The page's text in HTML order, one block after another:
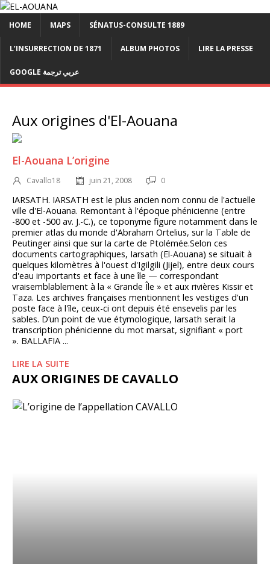
HOME MAPS SÉNATUS-CONSULTE 1889
L’INSURRECTION DE 1871 ALBUM PHOTOS LIRE LA PRESSE
GOOGLE عربي ترجمة
Aux origines d'El-Aouana
El-Aouana L’origine
Cavallo18 juin 21, 2008 0
IARSATH. IARSATH est le plus ancien nom connu de l'actuelle
ville d'El-Aouana. Remontant à l'époque phénicienne (entre
-800 et -500 av. J.-C.), ce toponyme figure notamment dans le
premier atlas du monde d'Abraham Ortelius, sur la Table de
Peutinger ainsi que sur la carte de Ptolémée.Selon ces
documents cartographiques, Iarsath (El-Aouana) se situait à
quelques kilomètres à l'ouest d'Igilgili (Jijel), entre deux cours
d'eau importants et face à une île — correspondant
vraisemblablement à la « Grande Île » et aux rivières Kissir et
Taza. Les archives françaises mentionnent les vestiges d'un
poste face à l'île, ceux-ci ont depuis été ensevelis par les
sables. D’un point de vue étymologique, Iarsath serait la
transcription phénicienne du mot marsat, signifiant « port
». BALLAFIA ...
LIRE LA SUITE
AUX ORIGINES DE CAVALLO